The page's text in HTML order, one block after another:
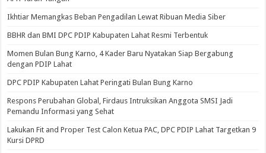
Ikhtiar Memangkas Beban Pengadilan Lewat Ribuan Media Siber
BBHR dan BMI DPC PDIP Kabupaten Lahat Resmi Terbentuk
Momen Bulan Bung Karno, 4 Kader Baru Nyatakan Siap Bergabung
dengan PDIP Lahat
DPC PDIP Kabupaten Lahat Peringati Bulan Bung Karno
Respons Perubahan Global, Firdaus Intruksikan Anggota SMSI Jadi
Pemandu Informasi yang Sehat
Lakukan Fit and Proper Test Calon Ketua PAC, DPC PDIP Lahat Targetkan 9
Kursi DPRD